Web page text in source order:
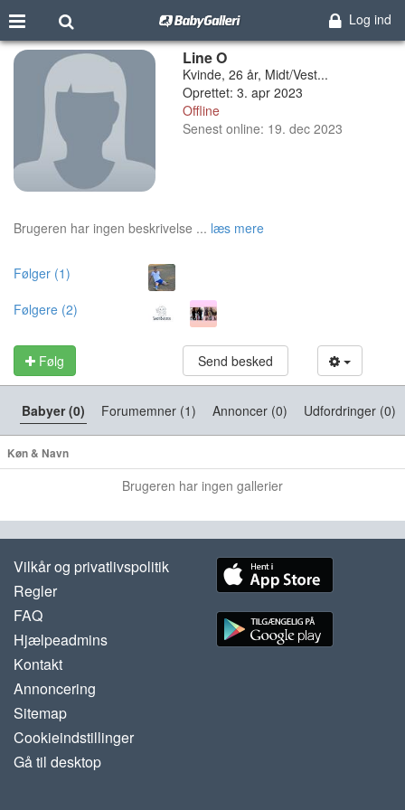
Log ind
Line O
Kvinde, 26 år, Midt/Vest...
Oprettet: 3. apr 2023
Offline
Senest online: 19. dec 2023
Brugeren har ingen beskrivelse ... læs mere
Følger (1)
Følgere (2)
Følg Send besked
Babyer (0) Forumemner (1) Annoncer (0) Udfordringer (0)
Køn & Navn
Brugeren har ingen gallerier
Vilkår og privatlivspolitik
Regler
FAQ
Hjælpeadmins
Kontakt
Annoncering
Sitemap
Cookieindstillinger
Gå til desktop